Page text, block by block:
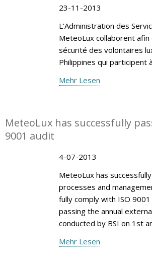
23-11-2013
L’Administration des
MeteoLux collaborent afin
sécurité des volontaires
Philippines qui participent
Mehr Lesen
MeteoLux has successfully
9001 audit
4-07-2013
MeteoLux has
processes and
fully comply with ISO
passing the annual
conducted by BSI on 1st
Mehr Lesen